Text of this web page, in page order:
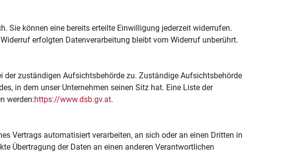
Sie können eine bereits erteilte Einwilligung jederzeit widerrufen.
erfolgten Datenverarbeitung bleibt vom Widerruf unberührt.
zuständigen Aufsichtsbehörde zu. Zuständige Aufsichtsbehörde
in dem unser Unternehmen seinen Sitz hat. Eine Liste der
werden:https://www.dsb.gv.at.
Vertrags automatisiert verarbeiten, an sich oder an einen Dritten in
Übertragung der Daten an einen anderen Verantwortlichen